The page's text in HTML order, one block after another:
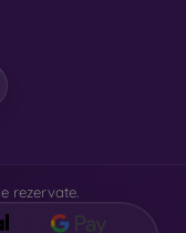
rezervate.